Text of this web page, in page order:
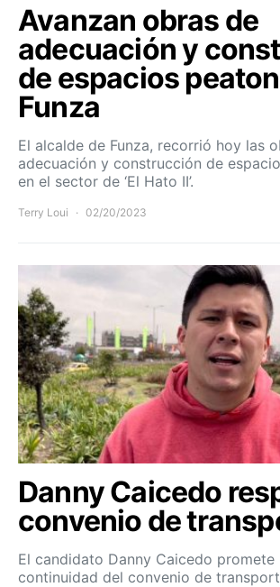
Avanzan obras de
adecuación y
de espacios
Funza
El alcalde de Funza, recorrió hoy las
adecuación y construcción de
en el sector de ‘El Hato II’.
Terry Loui 02/20/2023
Danny Caicedo
convenio de
El candidato Danny Caicedo promete
continuidad del convenio de